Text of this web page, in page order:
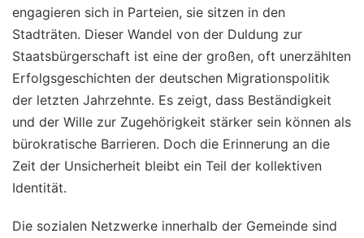
engagieren sich in Parteien, sie sitzen in den
Stadträten. Dieser Wandel von der Duldung zur
Staatsbürgerschaft ist eine der großen, oft unerzählten
Erfolgsgeschichten der deutschen Migrationspolitik
der letzten Jahrzehnte. Es zeigt, dass Beständigkeit
und der Wille zur Zugehörigkeit stärker sein können als
bürokratische Barrieren. Doch die Erinnerung an die
Zeit der Unsicherheit bleibt ein Teil der kollektiven
Identität.
Die sozialen Netzwerke innerhalb der Gemeinde sind